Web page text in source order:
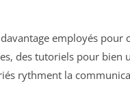
employés pour
des tutoriels pour bien
rythment la